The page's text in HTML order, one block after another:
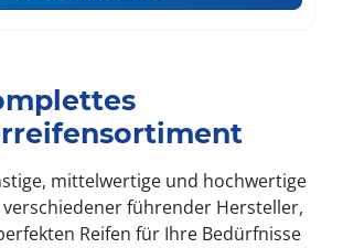
mittelwertige und hochwertige
führender Hersteller,
Reifen für Ihre Bedürfnisse